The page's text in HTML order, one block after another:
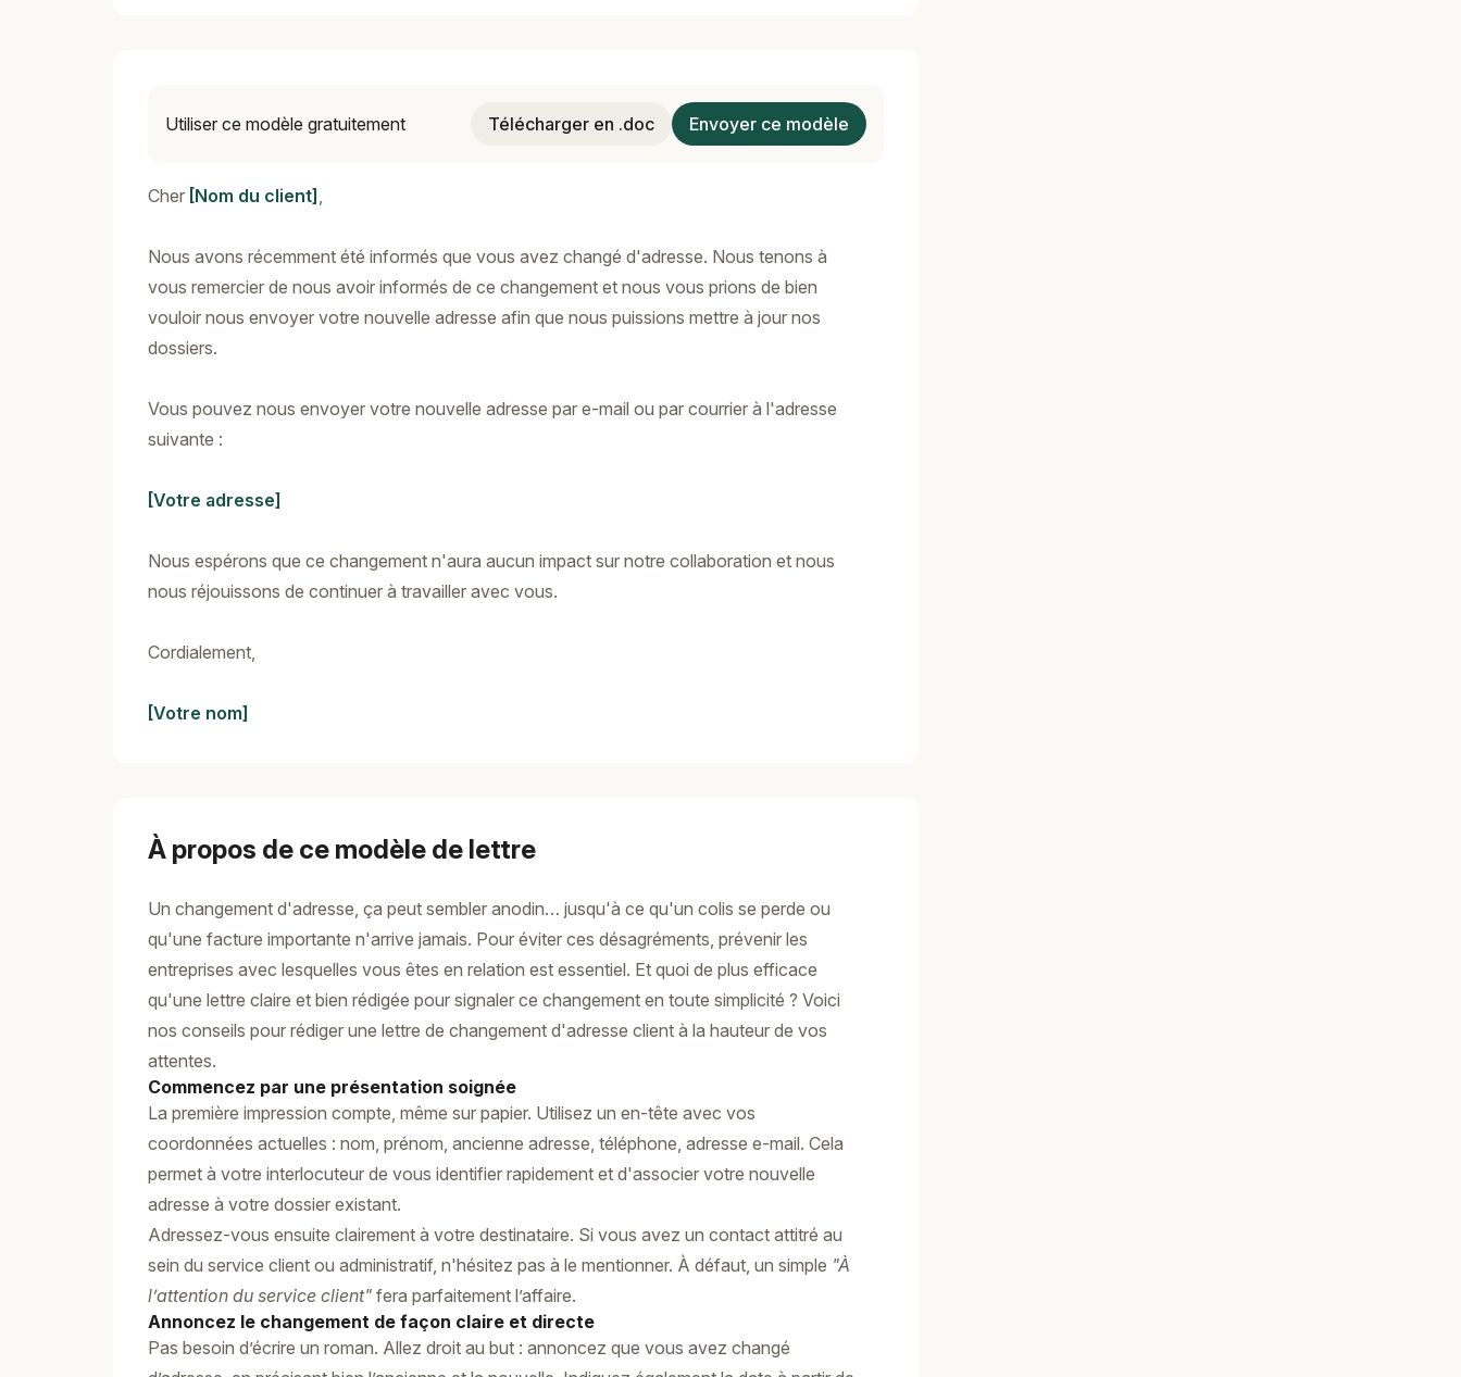
Utiliser ce modèle gratuitement Télécharger en .doc Envoyer ce modèle
Cher [Nom du client] ,
Nous avons récemment été informés que vous avez changé d'adresse. Nous tenons à
vous remercier de nous avoir informés de ce changement et nous vous prions de bien
vouloir nous envoyer votre nouvelle adresse afin que nous puissions mettre à jour nos
dossiers.
Vous pouvez nous envoyer votre nouvelle adresse par e-mail ou par courrier à l'adresse
suivante :
[Votre adresse]
Nous espérons que ce changement n'aura aucun impact sur notre collaboration et nous
nous réjouissons de continuer à travailler avec vous.
Cordialement,
[Votre nom]
À propos de ce modèle de lettre
Un changement d'adresse, ça peut sembler anodin… jusqu'à ce qu'un colis se perde ou
qu'une facture importante n'arrive jamais. Pour éviter ces désagréments, prévenir les
entreprises avec lesquelles vous êtes en relation est essentiel. Et quoi de plus efficace
qu'une lettre claire et bien rédigée pour signaler ce changement en toute simplicité ? Voici
nos conseils pour rédiger une lettre de changement d'adresse client à la hauteur de vos
attentes.
Commencez par une présentation soignée
La première impression compte, même sur papier. Utilisez un en-tête avec vos
coordonnées actuelles : nom, prénom, ancienne adresse, téléphone, adresse e-mail. Cela
permet à votre interlocuteur de vous identifier rapidement et d'associer votre nouvelle
adresse à votre dossier existant.
Adressez-vous ensuite clairement à votre destinataire. Si vous avez un contact attitré au
sein du service client ou administratif, n'hésitez pas à le mentionner. À défaut, un simple "À
l’attention du service client" fera parfaitement l’affaire.
Annoncez le changement de façon claire et directe
Pas besoin d’écrire un roman. Allez droit au but : annoncez que vous avez changé